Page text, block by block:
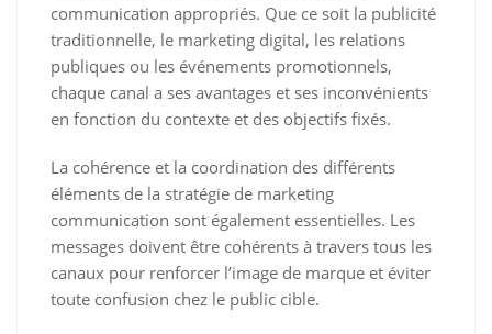
communication appropriés. Que ce soit la publicité
traditionnelle, le marketing digital, les relations
publiques ou les événements promotionnels,
chaque canal a ses avantages et ses inconvénients
en fonction du contexte et des objectifs fixés.
La cohérence et la coordination des différents
éléments de la stratégie de marketing
communication sont également essentielles. Les
messages doivent être cohérents à travers tous les
canaux pour renforcer l’image de marque et éviter
toute confusion chez le public cible.